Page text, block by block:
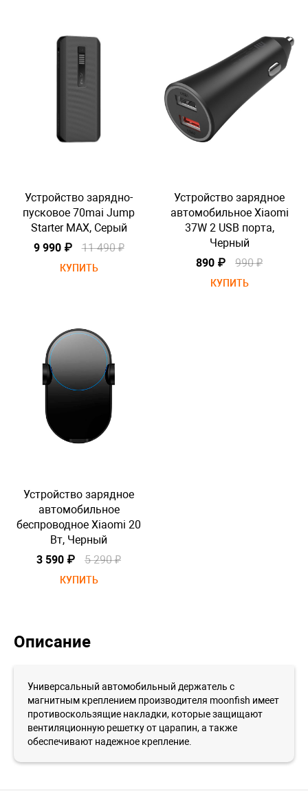
Устройство зарядно-
пусковое 70mai Jump
Starter MAX, Серый
9 990 ₽
11 490 ₽
КУПИТЬ
Устройство зарядное
автомобильное Xiaomi
37W 2 USB порта,
Черный
890 ₽
990 ₽
КУПИТЬ
Устройство зарядное
автомобильное
беспроводное Xiaomi 20
Вт, Черный
3 590 ₽
5 290 ₽
КУПИТЬ
Описание
Универсальный автомобильный держатель с
магнитным креплением производителя moonfish имеет
противоскользящие накладки, которые защищают
вентиляционную решетку от царапин, а также
обеспечивают надежное крепление.